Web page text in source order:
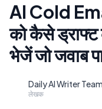
AI Cold
को कैसे
भेजें जो जवाब
Daily AI Writer Team
लेखक